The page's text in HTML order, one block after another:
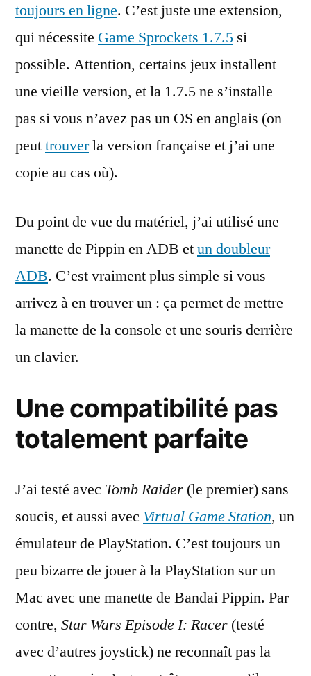
toujours en ligne. C’est juste une extension,
qui nécessite Game Sprockets 1.7.5 si
possible. Attention, certains jeux installent
une vieille version, et la 1.7.5 ne s’installe
pas si vous n’avez pas un OS en anglais (on
peuttrouverla version française et j’ai une
copie au cas où).
Du point de vue du matériel, j’ai utilisé une
manette de Pippin en ADB etun doubleur
ADB. C’est vraiment plus simple si vous
arrivez à en trouver un : ça permet de mettre
la manette de la console et une souris derrière
un clavier.
Une compatibilité pas
totalement parfaite
J’ai testé avec Tomb Raider (le premier) sans
soucis, et aussi avec Virtual Game Station, un
émulateur de PlayStation. C’est toujours un
peu bizarre de jouer à la PlayStation sur un
Mac avec une manette de Bandai Pippin. Par
contre, Star Wars Episode I: Racer (testé
avec d’autres joystick) ne reconnaît pas la